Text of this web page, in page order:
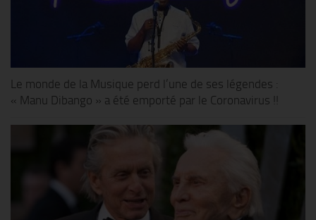
Le monde de la Musique perd l’une de ses légendes :
« Manu Dibango » a été emporté par le Coronavirus !!